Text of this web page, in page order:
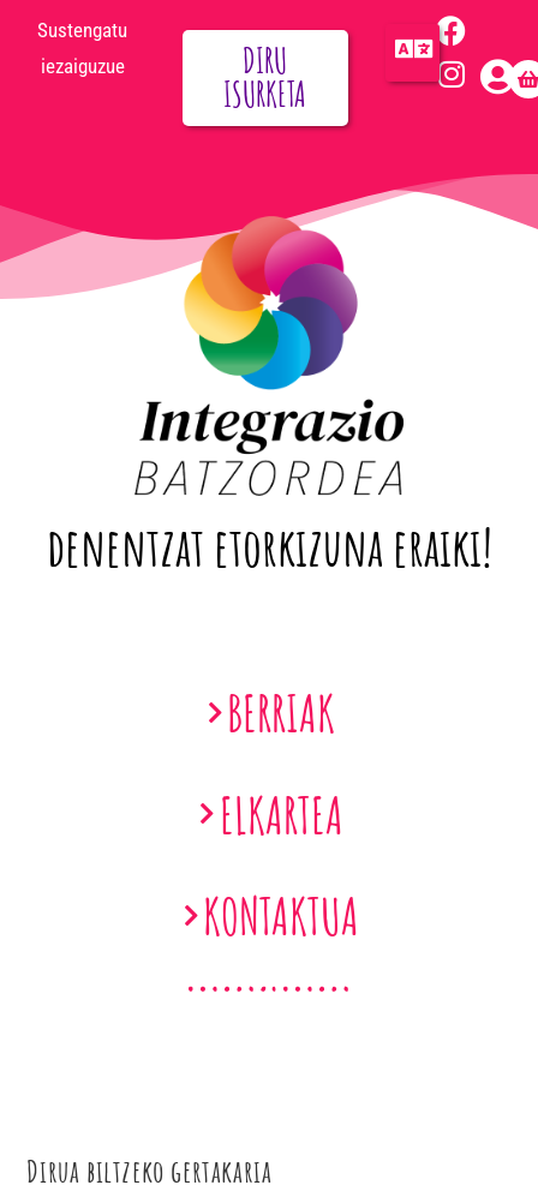
Sustengatu
iezaiguzue
DIRU
ISURKETA
denentzat etorkizuna eraiki!
BERRIAK
ELKARTEA
KONTAKTUA
Dirua biltzeko gertakaria